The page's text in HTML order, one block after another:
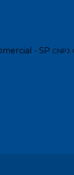
- SP